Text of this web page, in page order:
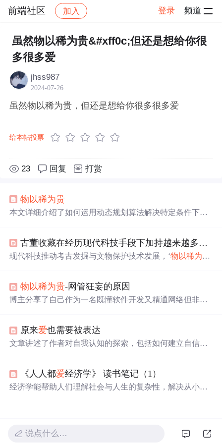
前端社区 加入 登录 频道
社区 前端社区 感慨 帖子详情
虽然物以稀为贵&#xff0c;但还是想给你很
多很多爱
jhss987
2024-07-26
虽然物以稀为贵，但还是想给你很多很多爱
给本帖投票
23 回复 打赏
物以稀为贵
本文详细介绍了如何运用动态规划算法解决特定条件下的
的数字相邻。通过实现代码和实例演示，展示了算法的时
间复杂度和空间复杂度，并计算了最终可能的电话号码数
古董收藏在经历现代科技手段下加持越来越多的古物被发掘发现的情况下如何维持
现代科技推动考古发掘与文物保护技术发展，‘物以稀为贵
的人为调控，像资本闭环与标准重构；意识形态与认知塑
造，如叙事升级与法律工具运用；还有动态平衡机制，未
物以稀为贵-网管狂妄的原因
博主分享了自己作为一名既懂软件开发又精通网络但非网
原来爱也需要被表达
文章讲述了作者对自我认知的探索，包括如何建立自信，
达情感和接受爱的重要性。,
《人人都爱经济学》 读书笔记（1）
经济学能帮助人们理解社会与人生的复杂性，解决从小就
边际考虑强调只考虑最后或新增加的单位带来的变化；机
会成本考虑则是衡量放弃其他可能的最大价值；均衡考虑
说点什么…